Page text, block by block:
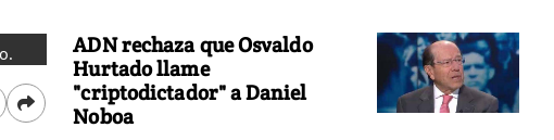
ADN rechaza que Osvaldo
Hurtado llame
"criptodictador" a Daniel
Noboa